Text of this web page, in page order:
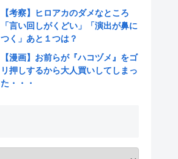
【考察】ヒロアカのダメなところ
「言い回しがくどい」「演出が鼻に
つく」あと１つは？
【漫画】お前らが『ハコヅメ』をゴ
リ押しするから大人買いしてしまっ
た・・・